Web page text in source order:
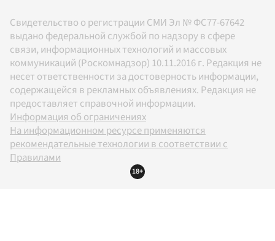
Свидетельство о регистрации СМИ Эл № ФС77-67642
выдано федеральной службой по надзору в сфере
связи, информационных технологий и массовых
коммуникаций (Роскомнадзор) 10.11.2016 г. Редакция не
несет ответственности за достоверность информации,
содержащейся в рекламных объявлениях. Редакция не
предоставляет справочной информации.
Информация об ограничениях
На информационном ресурсе применяются
рекомендательные технологии в соответствии с
Правилами
18+